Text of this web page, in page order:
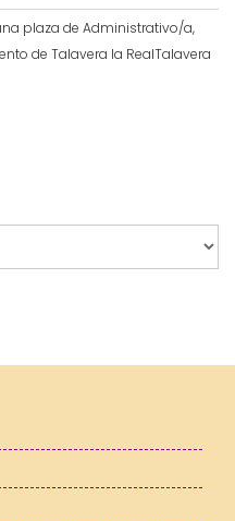
plaza de Administrativo/a,
de Talavera la RealTalavera